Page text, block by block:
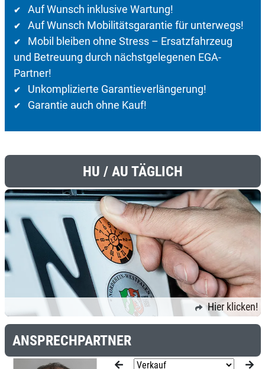
✔ Auf Wunsch inklusive Wartung!
✔ Auf Wunsch Mobilitätsgarantie für unterwegs!
✔ Mobil bleiben ohne Stress – Ersatzfahrzeug
und Betreuung durch nächstgelegenen EGA-
Partner!
✔ Unkomplizierte Garantieverlängerung!
✔ Garantie auch ohne Kauf!
HU / AU TÄGLICH
Hier klicken!
ANSPRECHPARTNER